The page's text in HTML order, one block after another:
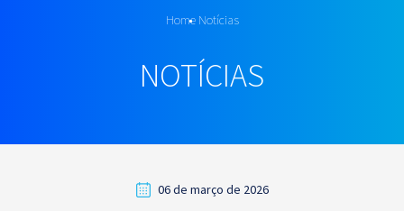
Home Notícias
NOTÍCIAS
06 de março de 2026